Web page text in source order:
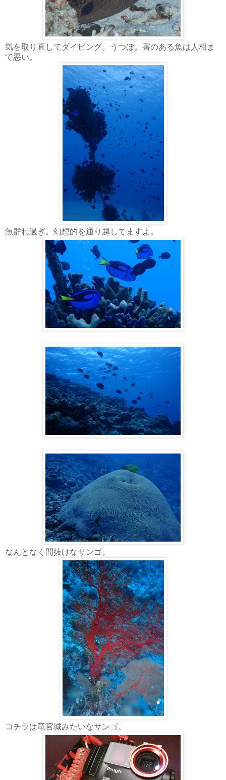
気を取り直してダイビング。うつぼ。害のある魚は人相ま
で悪い。
魚群れ過ぎ。幻想的を通り越してますよ。
なんとなく間抜けなサンゴ。
コチラは竜宮城みたいなサンゴ。